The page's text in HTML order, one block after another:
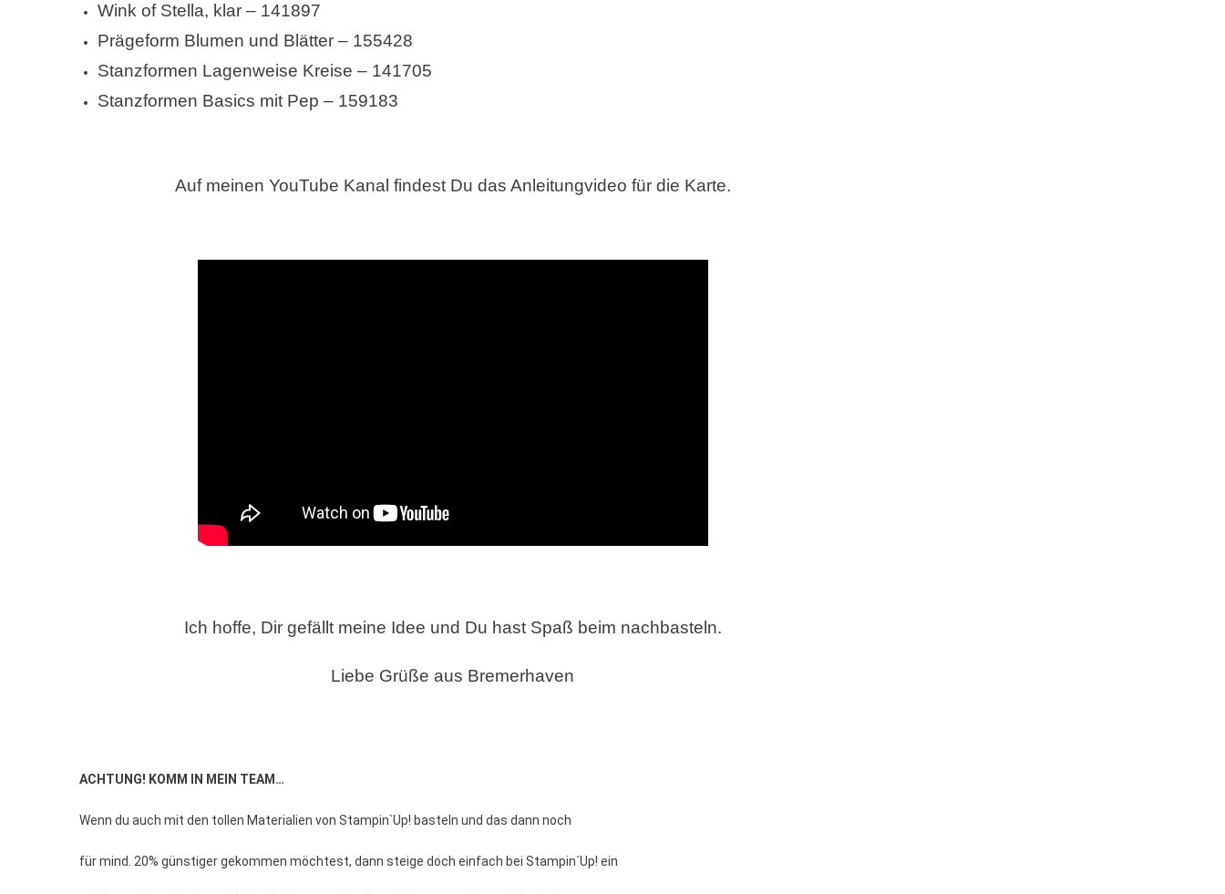
Wink of Stella, klar – 141897
Prägeform Blumen und Blätter – 155428
Stanzformen Lagenweise Kreise – 141705
Stanzformen Basics mit Pep – 159183
Auf meinen YouTube Kanal findest Du das Anleitungvideo für die Karte.
Ich hoffe, Dir gefällt meine Idee und Du hast Spaß beim nachbasteln.
Liebe Grüße aus Bremerhaven
ACHTUNG! KOMM IN MEIN TEAM…
Wenn du auch mit den tollen Materialien von Stampin`Up! basteln und das dann noch
für mind. 20% günstiger gekommen möchtest, dann steige doch einfach bei Stampin´Up! ein